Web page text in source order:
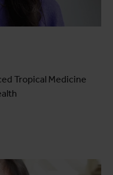
Tropical Medicine